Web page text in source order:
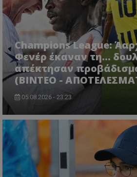
Champions League:
Φενέρ έκαναν τη...
απέκτησαν
(ΒΙΝΤΕΟ -
05.08.2026 - 23:23